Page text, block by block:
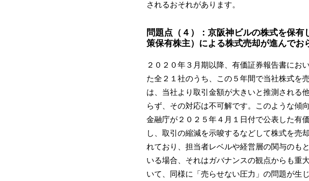
されるおそれがあります。
問題点（４）：京阪神ビルの株式を保
策保有株主）による株式売却が進んでお
２０２０年３月期以降、有価証券報告書にお
た全２１社のうち、この５年間で当社株式を
は、当社より取引金額が大きいと推測される
らず、その対応は不可解です。このような傾
金融庁が２０２５年４月１日付で公表した有
し、取引の縮減を示唆するなどして株式を売
れており、担当者レベルや経営層の関与のも
いる場合、それはガバナンスの観点からも重
いて、同様に「売らせない圧力」の問題が生